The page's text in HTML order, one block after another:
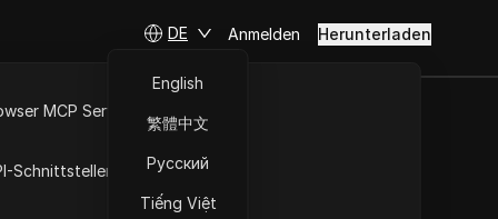
MCP Server
Schnittstellen
DE
English
繁體中文
Русский
Tiếng Việt
Anmelden Herunterladen
down
down.